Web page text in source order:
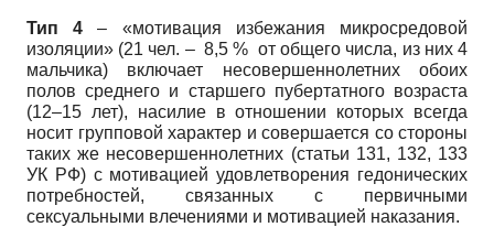
Тип 4 – «мотивация избежания микросредовой
изоляции» (21 чел. – 8,5 % от общего числа, из них 4
мальчика) включает несовершеннолетних обоих
полов среднего и старшего пубертатного возраста
(12–15 лет), насилие в отношении которых всегда
носит групповой характер и совершается со стороны
таких же несовершеннолетних (статьи 131, 132, 133
УК РФ) с мотивацией удовлетворения гедонических
потребностей, связанных с первичными
сексуальными влечениями и мотивацией наказания.